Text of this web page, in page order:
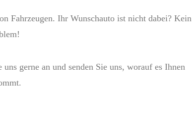
Fahrzeugen. Ihr Wunschauto ist nicht dabei? Kein
uns gerne an und senden Sie uns, worauf es Ihnen